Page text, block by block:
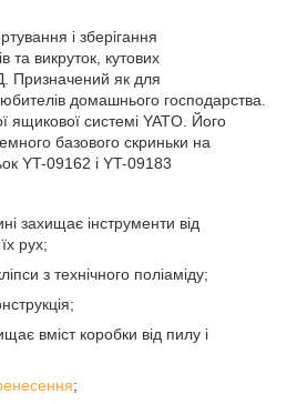
і зберігання
та викруток, кутових
Призначений як для
домашнього господарства.
ящикової системі YATO. Його
базового скриньки на
YT-09162 і YT-09183
захищає інструменти від
рух;
з технічного поліаміду;
вміст коробки від пилу і
;